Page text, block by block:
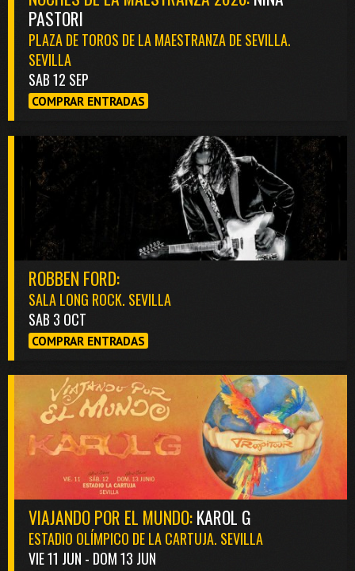
PASTORI
PLAZA DE TOROS DE LA MAESTRANZA DE SEVILLA.
SEVILLA
SAB 12 SEP
COMPRAR ENTRADAS
ROBBEN FORD:
SALA LONG ROCK. SEVILLA
SAB 3 OCT
COMPRAR ENTRADAS
VIAJANDO POR EL MUNDO:KAROL G
ESTADIO OLÍMPICO DE LA CARTUJA. SEVILLA
VIE 11 JUN - DOM 13 JUN